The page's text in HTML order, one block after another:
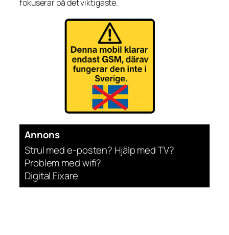
fokuserar på det viktigaste.
Annons
Strul med e-posten? Hjälp med TV?
Problem med wifi?
Digital Fixare